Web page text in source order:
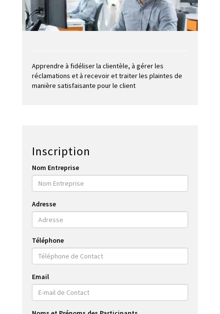
Apprendre à fidéliser la clientèle, à gérer les
réclamations et à recevoir et traiter les plaintes de
manière satisfaisante pour le client
Inscription
Nom Entreprise
Adresse
Téléphone
Email